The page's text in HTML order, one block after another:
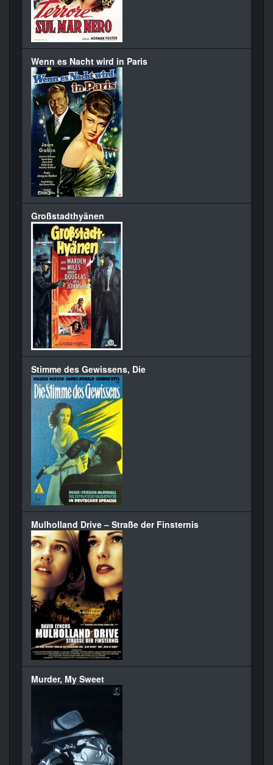
Wenn es Nacht wird in Paris
Großstadthyänen
Stimme des Gewissens, Die
Mulholland Drive – Straße der Finsternis
Murder, My Sweet